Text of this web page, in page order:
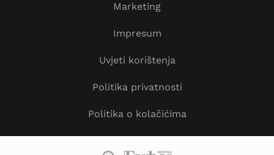
Marketing
Impresum
Uvjeti korištenja
Politika privatnosti
Politika o kolačićima